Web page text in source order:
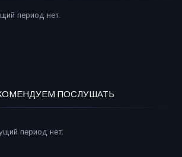
период нет.
ПОСЛУШАТЬ
период нет.